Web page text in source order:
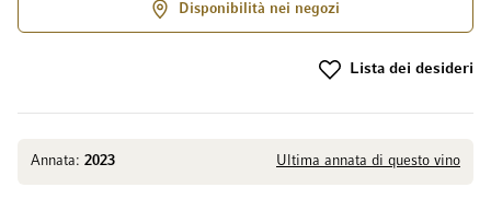
Annata: 2023 Ultima annata di questo vino
Disponibilità nei negozi
Lista dei desideri